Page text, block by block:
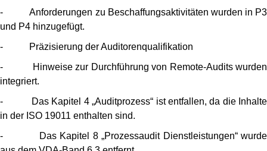
- Anforderungen zu Beschaffungsaktivitäten wurden in P3
und P4 hinzugefügt.
- Präzisierung der Auditorenqualifikation
- Hinweise zur Durchführung von Remote-Audits wurden
integriert.
- Das Kapitel 4 „Auditprozess“ ist entfallen, da die Inhalte
in der ISO 19011 enthalten sind.
- Das Kapitel 8 „Prozessaudit Dienstleistungen“ wurde